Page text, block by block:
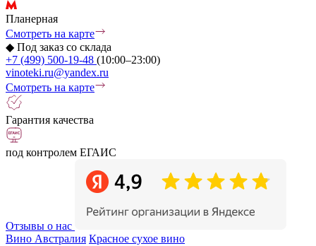
Планерная
Смотреть на карте
◆ Под заказ со склада
+7 (499) 500-19-48 (10:00–23:00)
vinoteki.ru@yandex.ru
Смотреть на карте
Гарантия качества
под контролем ЕГАИС
Отзывы о нас
Вино Австралия Красное сухое вино